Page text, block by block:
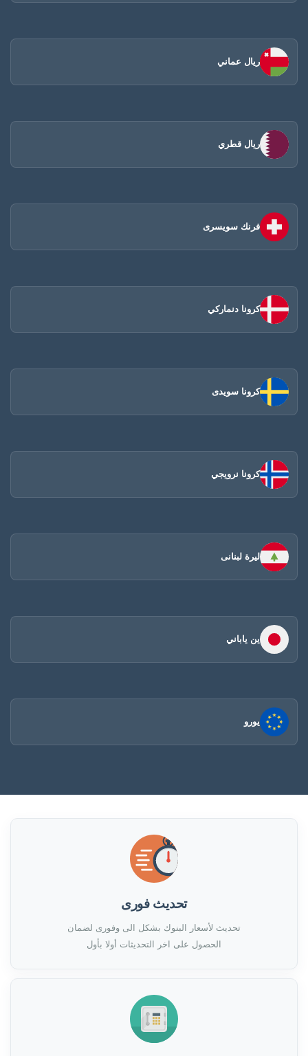
ريال عماني
ريال قطري
فرنك سويسرى
كرونا دنماركي
كرونا سويدى
كرونا نرويجي
ليرة لبنانى
ين ياباني
يورو
تحديث فورى
تحديث لأسعار البنوك بشكل الى وفورى لضمان
الحصول على اخر التحديثات أولا بأول